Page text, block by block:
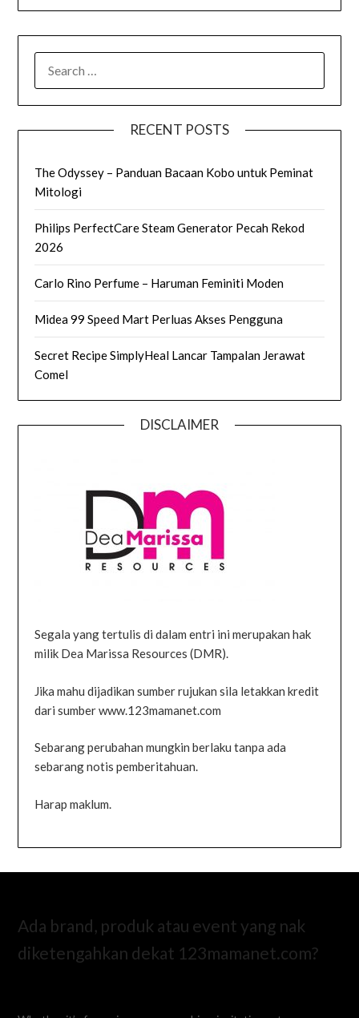
FOR:
RECENT POSTS
The Odyssey – Panduan Bacaan Kobo untuk Peminat
Mitologi
Philips PerfectCare Steam Generator Pecah Rekod
2026
Carlo Rino Perfume – Haruman Feminiti Moden
Midea 99 Speed Mart Perluas Akses Pengguna
Secret Recipe SimplyHeal Lancar Tampalan Jerawat
Comel
DISCLAIMER
Segala yang tertulis di dalam entri ini merupakan hak
milik Dea Marissa Resources (DMR).
Jika mahu dijadikan sumber rujukan sila letakkan kredit
dari sumber www.123mamanet.com
Sebarang perubahan mungkin berlaku tanpa ada
sebarang notis pemberitahuan.
Harap maklum.
Ada brand, produk atau event yang nak
diketengahkan dekat 123mamanet.com?